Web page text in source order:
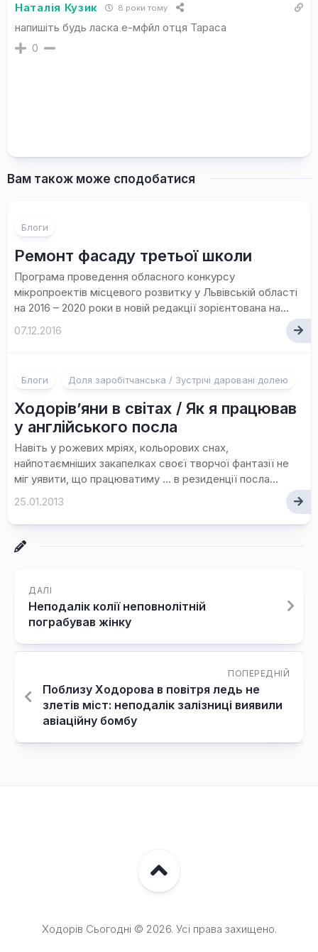
Наталія Кузик 8 роки тому
напишіть будь ласка е-мфйл отця Тараса
0
Вам також може сподобатися
Блоги
Ремонт фасаду третьої школи
Програма проведення обласного конкурсу
мікропроектів місцевого розвитку у Львівській області
на 2016 – 2020 роки в новій редакції зорієнтована на...
07.12.2016
Блоги Доля заробітчанська / Зустрічі даровані долею
Ходорів’яни в світах / Як я працював
у англійського посла
Навіть у рожевих мріях, кольорових снах,
найпотаємніших закапелках своєї творчої фантазії не
міг уявити, що працюватиму … в резиденції посла...
25.01.2013
ДАЛІ
Неподалік колії неповнолітній
пограбував жінку
ПОПЕРЕДНІЙ
Поблизу Ходорова в повітря ледь не
злетів міст: неподалік залізниці виявили
авіаційну бомбу
Ходорів Сьогодні © 2026. Усі права захищено.